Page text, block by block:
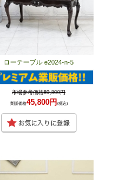
ローテーブル e2024-n-5
市場参考価格89,800円
業販価格45,800円 (税込)